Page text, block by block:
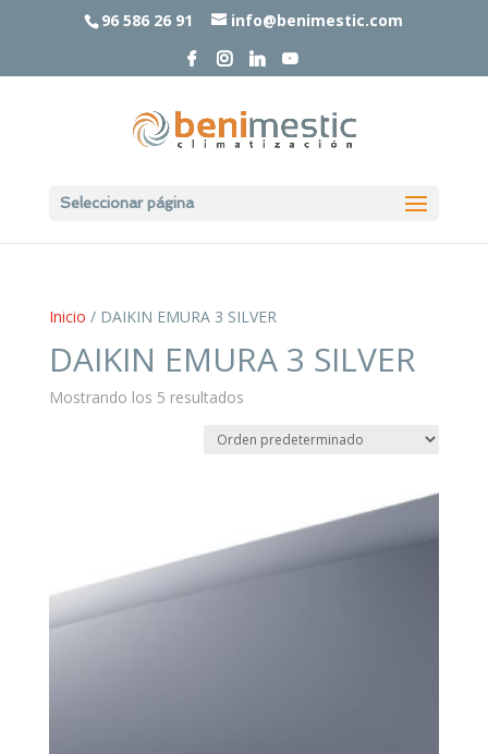
96 586 26 91 info@benimestic.com
Seleccionar página
Inicio / DAIKIN EMURA 3 SILVER
DAIKIN EMURA 3 SILVER
Mostrando los 5 resultados